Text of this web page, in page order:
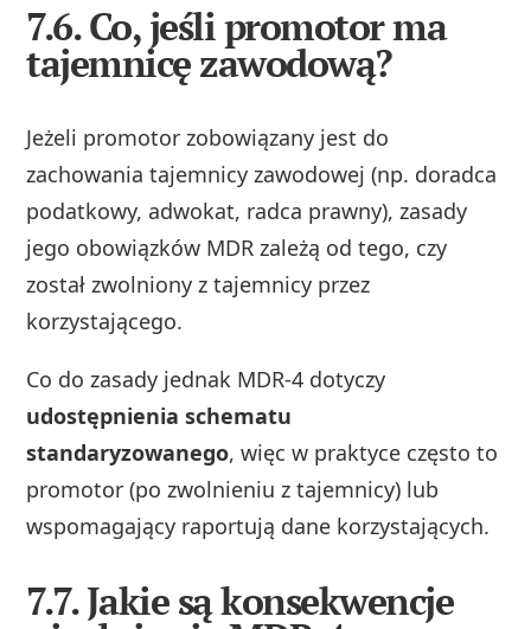
7.6. Co, jeśli promotor ma
tajemnicę zawodową?
Jeżeli promotor zobowiązany jest do
zachowania tajemnicy zawodowej (np. doradca
podatkowy, adwokat, radca prawny), zasady
jego obowiązków MDR zależą od tego, czy
został zwolniony z tajemnicy przez
korzystającego.
Co do zasady jednak MDR‑4 dotyczy
udostępnienia schematu
standaryzowanego, więc w praktyce często to
promotor (po zwolnieniu z tajemnicy) lub
wspomagający raportują dane korzystających.
7.7. Jakie są konsekwencje